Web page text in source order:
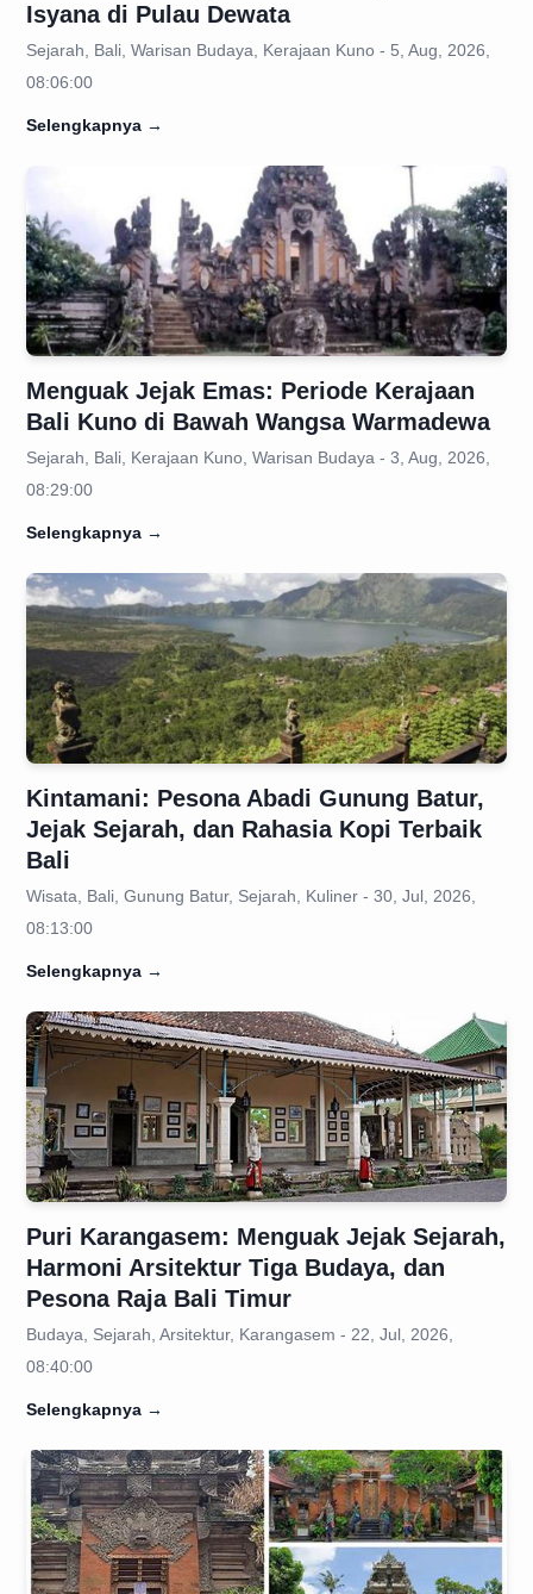
Isyana di Pulau Dewata
Sejarah, Bali, Warisan Budaya, Kerajaan Kuno - 5, Aug, 2026,
08:06:00
Selengkapnya →
Menguak Jejak Emas: Periode Kerajaan
Bali Kuno di Bawah Wangsa Warmadewa
Sejarah, Bali, Kerajaan Kuno, Warisan Budaya - 3, Aug, 2026,
08:29:00
Selengkapnya →
Kintamani: Pesona Abadi Gunung Batur,
Jejak Sejarah, dan Rahasia Kopi Terbaik
Bali
Wisata, Bali, Gunung Batur, Sejarah, Kuliner - 30, Jul, 2026,
08:13:00
Selengkapnya →
Puri Karangasem: Menguak Jejak Sejarah,
Harmoni Arsitektur Tiga Budaya, dan
Pesona Raja Bali Timur
Budaya, Sejarah, Arsitektur, Karangasem - 22, Jul, 2026,
08:40:00
Selengkapnya →